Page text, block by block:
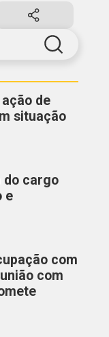
de
situação
do cargo
e
com
com